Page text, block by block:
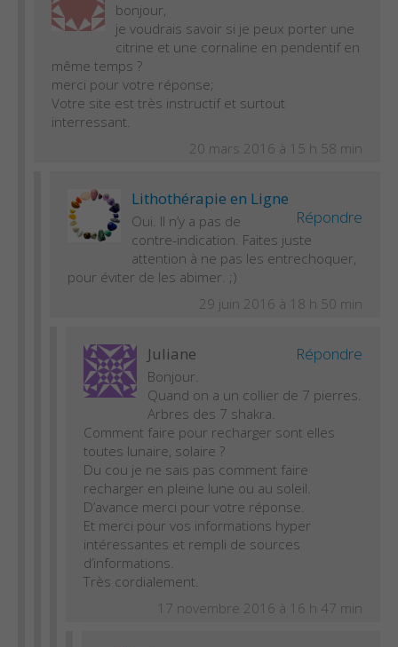
bonjour,
je voudrais savoir si je peux porter une
citrine et une cornaline en pendentif en
même temps ?
merci pour votre réponse;
Votre site est très instructif et surtout
interressant.
20 mars 2016 à 15 h 58 min
Lithothérapie en Ligne
Répondre
Oui. Il n’y a pas de
contre-indication. Faites juste
attention à ne pas les entrechoquer,
pour éviter de les abimer. ;)
29 juin 2016 à 18 h 50 min
Juliane Répondre
Bonjour.
Quand on a un collier de 7 pierres.
Arbres des 7 shakra.
Comment faire pour recharger sont elles
toutes lunaire, solaire ?
Du cou je ne sais pas comment faire
recharger en pleine lune ou au soleil.
D’avance merci pour votre réponse.
Et merci pour vos informations hyper
intéressantes et rempli de sources
d’informations.
Très cordialement.
17 novembre 2016 à 16 h 47 min